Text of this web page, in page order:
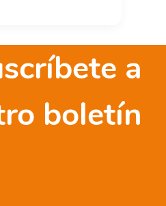
a
boletín